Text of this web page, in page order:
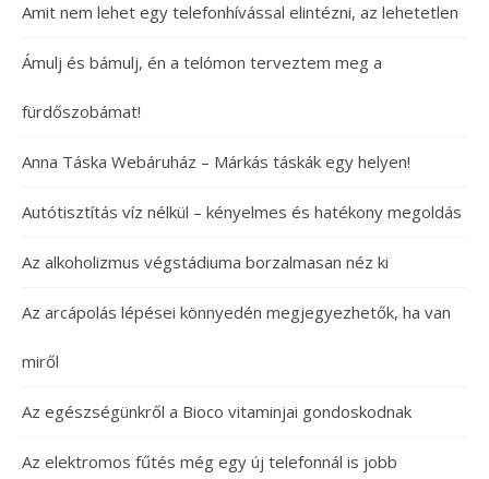
Amit nem lehet egy telefonhívással elintézni, az lehetetlen
Ámulj és bámulj, én a telómon terveztem meg a
fürdőszobámat!
Anna Táska Webáruház – Márkás táskák egy helyen!
Autótisztítás víz nélkül – kényelmes és hatékony megoldás
Az alkoholizmus végstádiuma borzalmasan néz ki
Az arcápolás lépései könnyedén megjegyezhetők, ha van
miről
Az egészségünkről a Bioco vitaminjai gondoskodnak
Az elektromos fűtés még egy új telefonnál is jobb